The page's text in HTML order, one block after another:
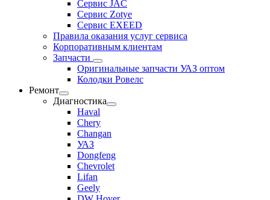
Сервис JAC
Сервис Zotye
Сервис EXEED
Правила оказания услуг сервиса
Корпоративным клиентам
Запчасти
Оригинальные запчасти УАЗ оптом
Колодки Ровелс
Ремонт
Диагностика
Haval
Chery
Changan
УАЗ
Dongfeng
Chevrolet
Lifan
Geely